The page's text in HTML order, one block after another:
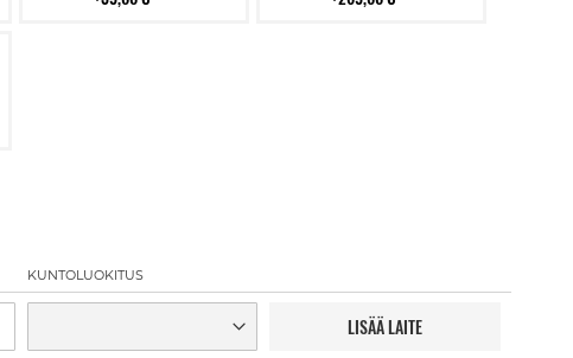
KUNTOLUOKITUS
LISÄÄ LAITE